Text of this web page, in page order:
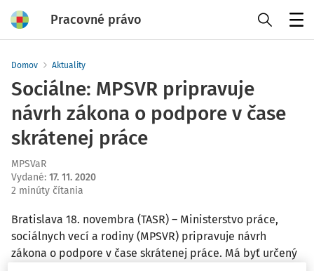
Pracovné právo
Domov Aktuality
Sociálne: MPSVR pripravuje
návrh zákona o podpore v čase
skrátenej práce
MPSVaR
Vydané: 17. 11. 2020
2 minúty čítania
Bratislava 18. novembra (TASR) – Ministerstvo práce,
sociálnych vecí a rodiny (MPSVR) pripravuje návrh
zákona o podpore v čase skrátenej práce. Má byť určený